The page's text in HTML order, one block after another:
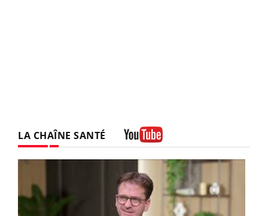
LA CHAÎNE SANTÉ